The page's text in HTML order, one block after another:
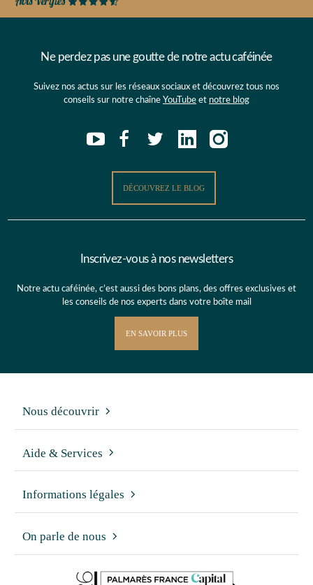
Ne perdez pas une goutte de notre actu caféinée
Suivez nos actus sur les réseaux sociaux et découvrez tous nos
conseils sur notre chaîne YouTube et notre blog
DÉCOUVREZ LE BLOG
Inscrivez-vous à nos newsletters
Notre actu caféinée, c’est aussi des bons plans, des offres exclusives et
les conseils de nos experts dans votre boîte mail
EN SAVOIR PLUS
Nous découvrir
Aide & Services
Informations légales
On parle de nous